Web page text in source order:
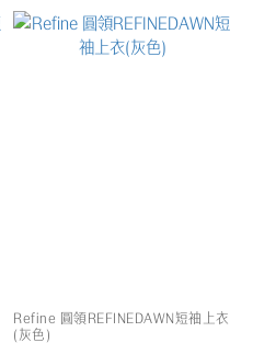
Refine 圓領REFINEDAWN短袖上衣
(灰色)